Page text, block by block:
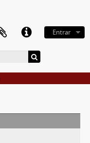
Entrar